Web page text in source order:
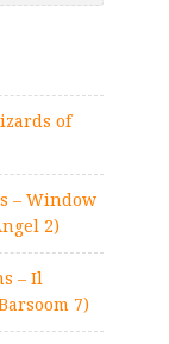
of
– Window
2)
– Il
7)